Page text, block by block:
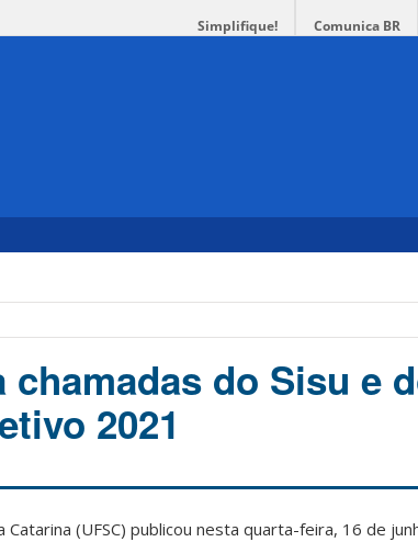
Simplifique! Comunica BR
chamadas do Sisu e
2021
(UFSC) publicou nesta quarta-feira, 16 de